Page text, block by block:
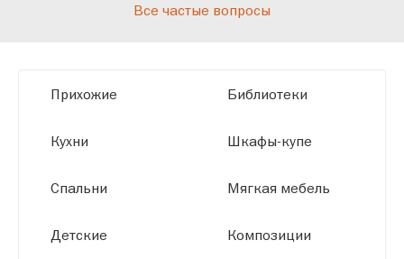
высокотехнологичному оборудованию
размерам.
Все частые вопросы
Прихожие
Кухни
Спальни
Детские
Библиотеки
Шкафы-купе
Мягкая мебель
Композиции